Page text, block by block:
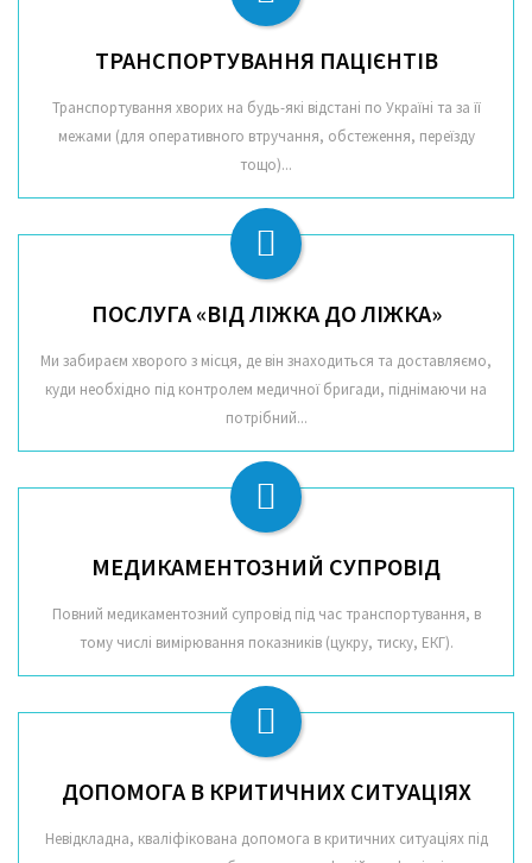
ТРАНСПОРТУВАННЯ ПАЦІЄНТІВ
Транспортування хворих на будь-які відстані по Україні та за її
межами (для оперативного втручання, обстеження, переїзду
тощо)...
ПОСЛУГА «ВІД ЛІЖКА ДО ЛІЖКА»
Ми забираєм хворого з місця, де він знаходиться та доставляємо,
куди необхідно під контролем медичної бригади, піднімаючи на
потрібний...
МЕДИКАМЕНТОЗНИЙ СУПРОВІД
Повний медикаментозний супровід під час транспортування, в
тому числі вимірювання показників (цукру, тиску, ЕКГ).
ДОПОМОГА В КРИТИЧНИХ СИТУАЦІЯХ
Невідкладна, кваліфікована допомога в критичних ситуаціях під